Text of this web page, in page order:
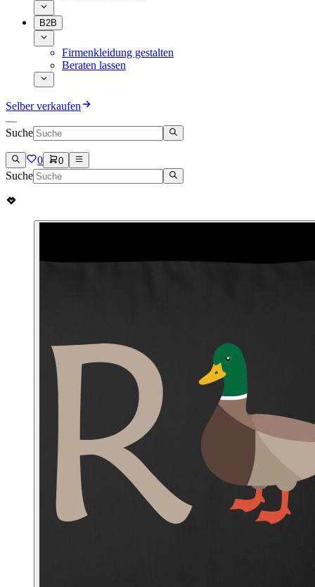
B2B
Firmenkleidung gestalten
Beraten lassen
Selber verkaufen
Suche
0 0
Suche